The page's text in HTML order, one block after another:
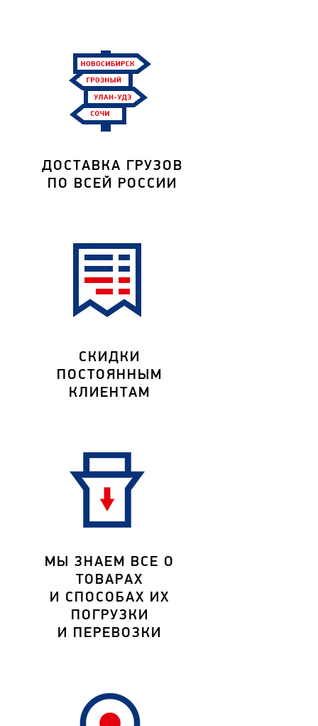
ДОСТАВКА ГРУЗОВ
ПО ВСЕЙ РОССИИ
СКИДКИ
ПОСТОЯННЫМ
КЛИЕНТАМ
МЫ ЗНАЕМ ВСЕ О
ТОВАРАХ
И СПОСОБАХ ИХ
ПОГРУЗКИ
И ПЕРЕВОЗКИ